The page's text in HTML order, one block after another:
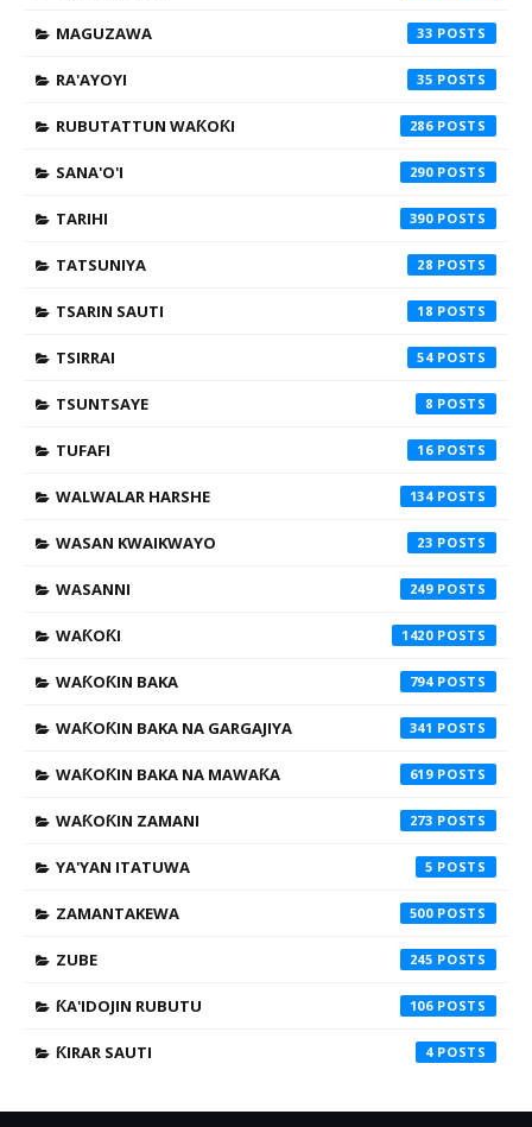
MAGUZAWA 33
RA'AYOYI 35
RUBUTATTUN WAƘOƘI 286
SANA'O'I 290
TARIHI 390
TATSUNIYA 28
TSARIN SAUTI 18
TSIRRAI 54
TSUNTSAYE 8
TUFAFI 16
WALWALAR HARSHE 134
WASAN KWAIKWAYO 23
WASANNI 249
WAƘOƘI 1420
WAƘOƘIN BAKA 794
WAƘOƘIN BAKA NA GARGAJIYA 341
WAƘOƘIN BAKA NA MAWAƘA 619
WAƘOƘIN ZAMANI 273
YA'YAN ITATUWA 5
ZAMANTAKEWA 500
ZUBE 245
ƘA'IDOJIN RUBUTU 106
ƘIRAR SAUTI 4